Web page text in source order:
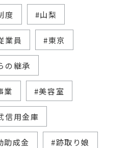
度 #山梨
業員 #東京
の継承
業 #美容室
信用金庫
助成金 #跡取り娘